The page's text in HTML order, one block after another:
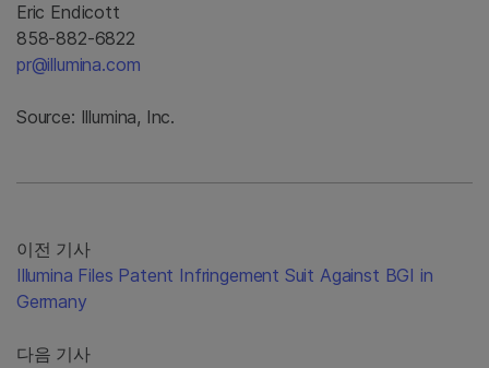
Eric Endicott
858-882-6822
pr@illumina.com
Source: Illumina, Inc.
이전 기사
Illumina Files Patent Infringement Suit Against BGI in
Germany
다음 기사